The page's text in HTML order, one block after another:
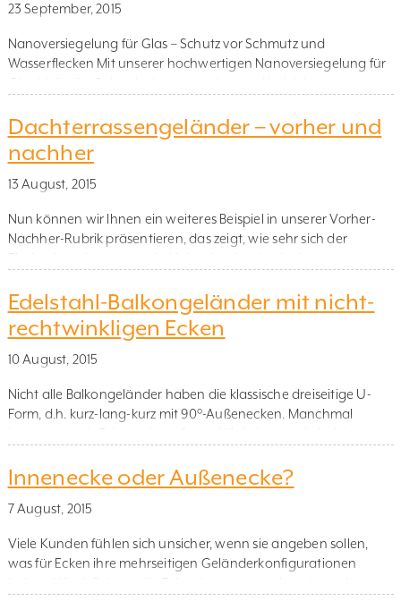
23 September, 2015
Nanoversiegelung für Glas – Schutz vor Schmutz und
Wasserflecken Mit unserer hochwertigen Nanoversiegelung für
Schutzschicht, die verhindert, dass Wasser, Schmutz und Kalk
auf der Oberfläche haften bleiben. Dadurch perlen
Wassertropfen einfach ab und nehmen Schmutzpartikel mit.
Diese spezielle […]
Dachterrassengeländer – vorher und
nachher
13 August, 2015
Nun können wir Ihnen ein weiteres Beispiel in unserer Vorher-
Nachher-Rubrik präsentieren, das zeigt, wie sehr sich der
Brüstung auf seiner Dachterrasse vollständig entfernt und
durch unser aufgesetzt montiertes Edelstahlgeländer mit
satiniertem Glas (satinierte Verbundfolie) ersetzt. Hier sehen […]
Edelstahl-Balkongeländer mit nicht-
rechtwinkligen Ecken
10 August, 2015
Nicht alle Balkongeländer haben die klassische dreiseitige U-
Form, d.h. kurz-lang-kurz mit 90°-Außenecken. Manchmal
rechtwinkligen Ecken, das mit seinen fünf Geländerseiten eine
etwas geschwungene Form aufweist. Die erste Seite rechts geht
in eine Innenecke über (d.h. die Ecke zeigt nach innen), […]
Innenecke oder Außenecke?
7 August, 2015
Viele Kunden fühlen sich unsicher, wenn sie angeben sollen,
was für Ecken ihre mehrseitigen Geländerkonfigurationen